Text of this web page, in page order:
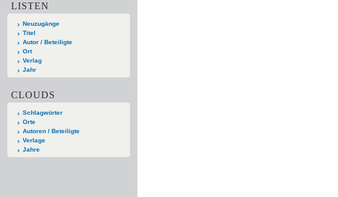
LISTEN
Neuzugänge
Titel
Autor / Beteiligte
Ort
Verlag
Jahr
CLOUDS
Schlagwörter
Orte
Autoren / Beteiligte
Verlage
Jahre